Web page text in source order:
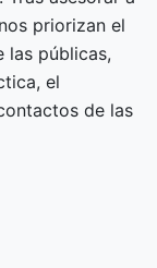
priorizan el
las públicas,
el
de las